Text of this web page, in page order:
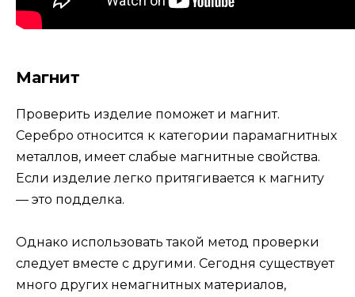
Магнит
Проверить изделие поможет и магнит.
Серебро относится к категории парамагнитных
металлов, имеет слабые магнитные свойства.
Если изделие легко притягивается к магниту
— это подделка.
Однако использовать такой метод проверки
следует вместе с другими. Сегодня существует
много других немагнитных материалов,